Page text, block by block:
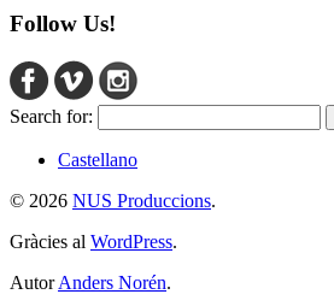
Follow Us!
Search for:
Castellano
© 2026 NUS Produccions.
Gràcies al WordPress.
AutorAnders Norén.